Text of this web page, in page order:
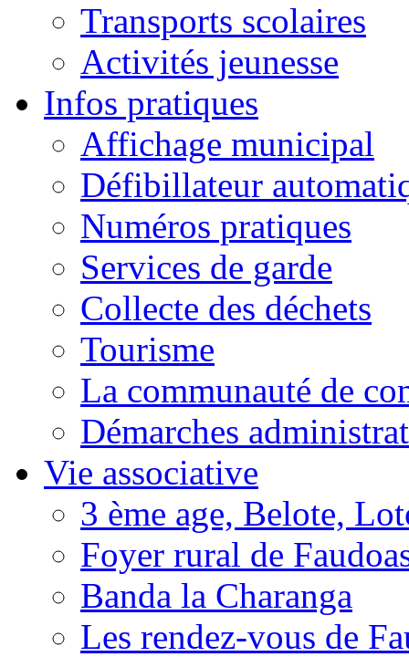
Transports scolaires
Activités jeunesse
Infos pratiques
Affichage municipal
Défibillateur
Numéros pratiques
Services de garde
Collecte des déchets
Tourisme
La communauté de
Démarches
Vie associative
3 ème age, Belote,
Foyer rural de
Banda la Charanga
Les rendez-vous de